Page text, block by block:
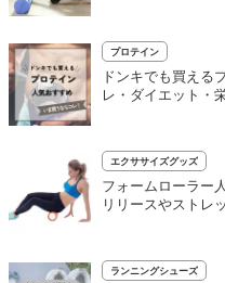
プロテイン
ドンキでも買える
レ・ダイエット・
エクササイズグッズ
フォームローラー
リリースやストレ
ランニングシューズ